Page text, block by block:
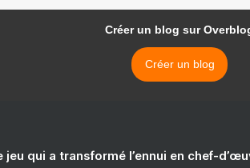
Créer un blog sur
Créer un blog
jeu qui a transformé l’ennui en chef-